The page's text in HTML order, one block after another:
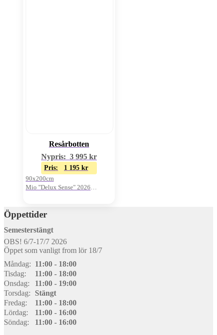
Resårbotten
Nypris: 3 995 kr
Pris: 1 195 kr
90x200cm
Mio "Delux Sense" 2026
Öppettider
Semesterstängt
OBS! 6/7-17/7 2026
Öppet som vanligt from lör 18/7
Måndag: 11:00 - 18:00
Tisdag:
11:00 - 18:00
Onsdag:
11:00 - 19:00
Torsdag:
Stängt
Fredag:
11:00 - 18:00
Lördag:
11:00 - 16:00
Söndag:
11:00 - 16:00